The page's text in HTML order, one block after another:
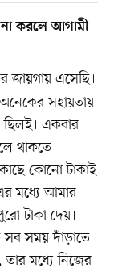
করলে আগামী
এসেছি।
সহায়তায়
ছিলই। একবার
থাকতে
কোনো টাকাই
মধ্যে আমার
টাকা দেয়।
সব সময় দাঁড়াতে
মধ্যে নিজের